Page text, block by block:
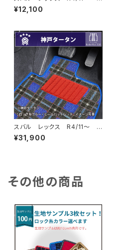
201F フロアマット一式 カー
マット スタンダードタイプ
¥12,100
スバル レックス R4/11〜 A
201F フロアマット一式 カー
マット 神戸タータン 特別受
¥31,900
その他の商品